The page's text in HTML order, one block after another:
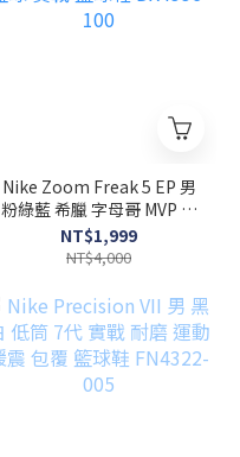
Nike Zoom Freak 5 EP 男
粉綠藍 希臘 字母哥 MVP 籃
球 實戰 籃球鞋 DX4996-
100
NT$1,999
NT$4,000